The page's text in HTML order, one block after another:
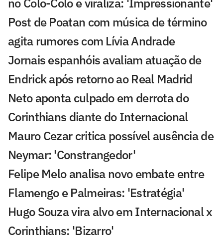
Post de Poatan com música de término
agita rumores com Lívia Andrade
Jornais espanhóis avaliam atuação de
Endrick após retorno ao Real Madrid
Neto aponta culpado em derrota do
Corinthians diante do Internacional
Mauro Cezar critica possível ausência de
Neymar: 'Constrangedor'
Felipe Melo analisa novo embate entre
Flamengo e Palmeiras: 'Estratégia'
Hugo Souza vira alvo em Internacional x
Corinthians: 'Bizarro'